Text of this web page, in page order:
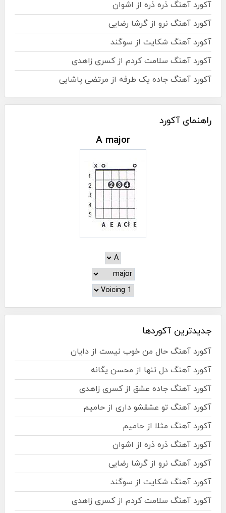
آکورد آهنگ ذره ذره از اشوان
آکورد آهنگ نرو از گرشا رضایی
آکورد آهنگ شکایت از سوگند
آکورد آهنگ سلامت کردم از کسری زاهدی
آکورد آهنگ جاده یک طرفه از مرتضی پاشایی
راهنمای آکورد
A major
جدیدترین آکوردها
آکورد آهنگ حال من خوب نیست از دایان
آکورد آهنگ دل تنها از محسن یگانه
آکورد آهنگ جاده عشق از کسری زاهدی
آکورد آهنگ تو عشقشو داری از حامیم
آکورد آهنگ مثلا از حامیم
آکورد آهنگ ذره ذره از اشوان
آکورد آهنگ نرو از گرشا رضایی
آکورد آهنگ شکایت از سوگند
آکورد آهنگ سلامت کردم از کسری زاهدی